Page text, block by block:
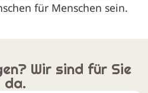
für Menschen sein.
Wir sind für Sie
da.